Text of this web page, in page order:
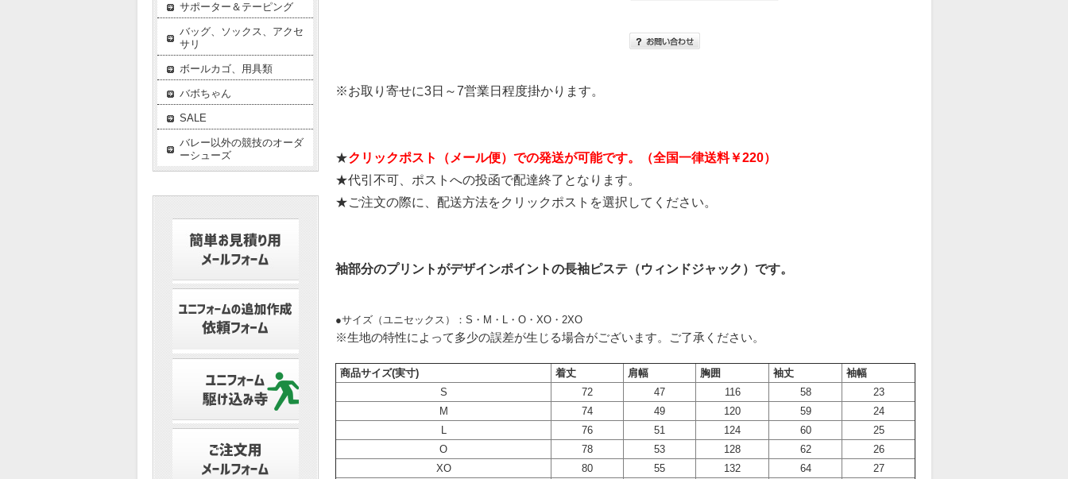
※お取り寄せに3日～7営業日程度掛かります。
★クリックポスト（メール便）での発送が可能です。（全国一律送料￥220）
★代引不可、ポストへの投函で配達終了となります。
★ご注文の際に、配送方法をクリックポストを選択してください。
袖部分のプリントがデザインポイントの長袖ピステ（ウィンドジャック）です。
●サイズ（ユニセックス）：S・M・L・O・XO・2XO
※生地の特性によって多少の誤差が生じる場合がございます。ご了承ください。
商品サイズ(実寸) 着丈 肩幅 胸囲 袖丈
袖幅
S
72 47 116 58
23
M
74 49 120 59
24
L
76 51 124 60
25
O
78 53 128 62
26
XO
80 55 132 64
27
サポーター＆テーピング
バッグ、ソックス、アクセ
サリ
ボールカゴ、用具類
バボちゃん
SALE
バレー以外の競技のオーダ
ーシューズ